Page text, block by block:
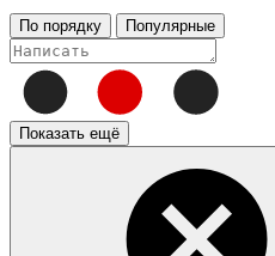
По порядку Популярные
Показать ещё